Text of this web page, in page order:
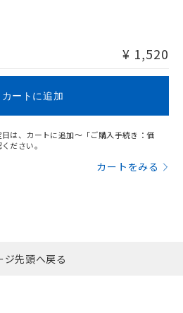
る可能性があります。
¥ 1,520
カートに追加
は、カートに追加～「ご購入手続き：価
ださい。
カートをみる
ジ先頭へ戻る